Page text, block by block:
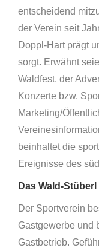
entscheidend
der Verein seit
Doppl-Hart prägt
sorgt. Erwähnt
Waldfest, der
Konzerte bzw.
Marketing/
beinhaltet die
Ereignisse des
Das Wald-Stüberl
Der Sportverein
Gastgewerbe und
Gastbetrieb.